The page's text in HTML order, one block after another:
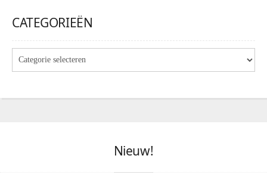
CATEGORIEËN
Nieuw!